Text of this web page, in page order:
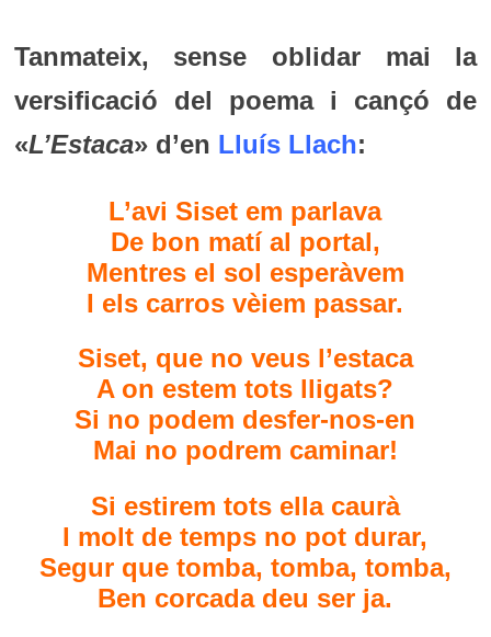
Tanmateix, sense oblidar mai la
versificació del poema i cançó de
«L’Estaca» d’en Lluís Llach:
L’avi Siset em parlava
De bon matí al portal,
Mentres el sol esperàvem
I els carros vèiem passar.
Siset, que no veus l’estaca
A on estem tots lligats?
Si no podem desfer-nos-en
Mai no podrem caminar!
Si estirem tots ella caurà
I molt de temps no pot durar,
Segur que tomba, tomba, tomba,
Ben corcada deu ser ja.